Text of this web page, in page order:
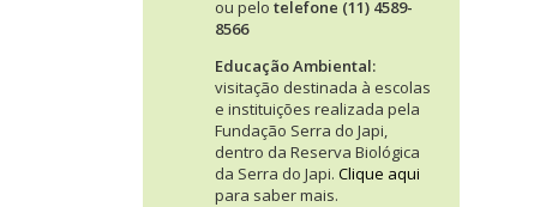
ou pelo telefone (11) 4589-
8566
Educação Ambiental:
visitação destinada à escolas
e instituições realizada pela
Fundação Serra do Japi,
dentro da Reserva Biológica
da Serra do Japi. Clique aqui
para saber mais.